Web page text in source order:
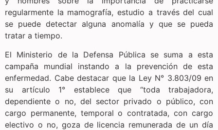
regularmente la mamografía, estudio a través del cual
se puede detectar alguna anomalía y que se pueda
tratar a tiempo.
El Ministerio de la Defensa Pública se suma a esta
campaña mundial instando a la prevención de esta
enfermedad. Cabe destacar que la Ley N° 3.803/09 en
su artículo 1° establece que “toda trabajadora,
dependiente o no, del sector privado o público, con
cargo permanente, temporal o contratada, con cargo
electivo o no, goza de licencia remunerada de un día